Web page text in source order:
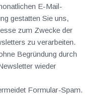
E-Mail-
gestatten Sie uns,
zum Zwecke der
zu verarbeiten.
Begründung durch
wieder
Formular-Spam.